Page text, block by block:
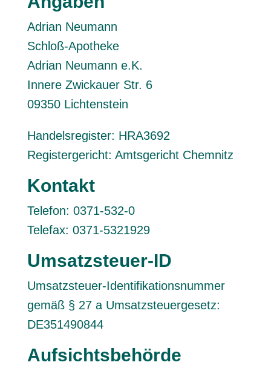
Adrian Neumann
Schloß-Apotheke
Adrian Neumann e.K.
Innere Zwickauer Str. 6
09350 Lichtenstein
Handelsregister: HRA3692
Registergericht: Amtsgericht Chemnitz
Kontakt
Telefon: 0371-532-0
Telefax: 0371-5321929
Umsatzsteuer-ID
Umsatzsteuer-Identifikationsnummer
gemäß § 27 a Umsatzsteuergesetz:
DE351490844
Aufsichtsbehörde